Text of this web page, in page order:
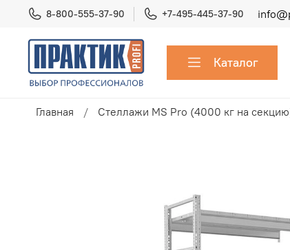
8-800-555-37-90 +7-495-445-37-90
Каталог
Главная Стеллажи MS Pro (4000 кг на